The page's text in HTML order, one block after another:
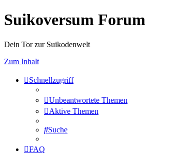
Suikoversum Forum
Dein Tor zur Suikodenwelt
Zum Inhalt
Schnellzugriff
Unbeantwortete Themen
Aktive Themen
Suche
FAQ